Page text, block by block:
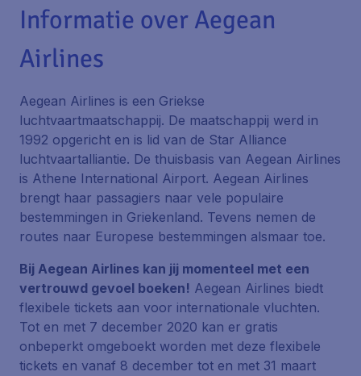
Informatie over Aegean
Airlines
Aegean Airlines is een Griekse
luchtvaartmaatschappij. De maatschappij werd in
1992 opgericht en is lid van de Star Alliance
luchtvaartalliantie. De thuisbasis van Aegean Airlines
is Athene International Airport. Aegean Airlines
brengt haar passagiers naar vele populaire
bestemmingen in Griekenland. Tevens nemen de
routes naar Europese bestemmingen alsmaar toe.
Bij Aegean Airlines kan jij momenteel met een
vertrouwd gevoel boeken! Aegean Airlines biedt
flexibele tickets aan voor internationale vluchten.
Tot en met 7 december 2020 kan er gratis
onbeperkt omgeboekt worden met deze flexibele
tickets en vanaf 8 december tot en met 31 maart